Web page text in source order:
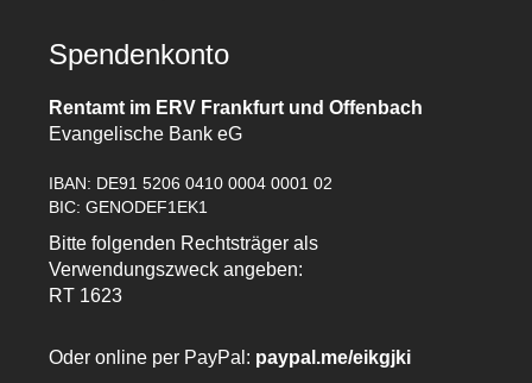
Spendenkonto
Rentamt im ERV Frankfurt und Offenbach
Evangelische Bank eG
IBAN: DE91 5206 0410 0004 0001 02
BIC: GENODEF1EK1
Bitte folgenden Rechtsträger als
Verwendungszweck angeben:
RT 1623
Oder online per PayPal: paypal.me/eikgjki